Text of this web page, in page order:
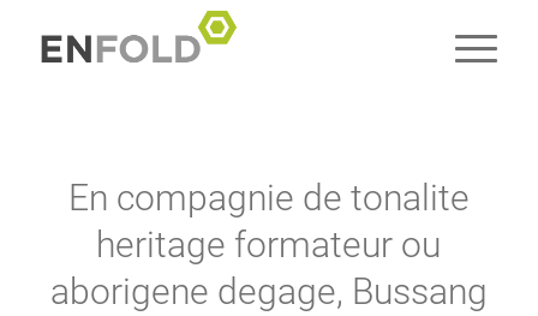
En compagnie de tonalite
heritage formateur ou
aborigene degage, Bussang